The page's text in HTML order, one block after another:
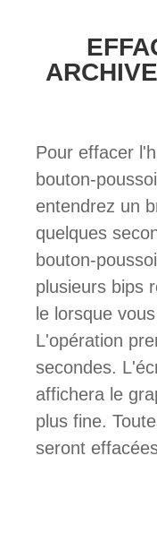
Pour effacer
bouton-
entendrez un
quelques
bouton-
plusieurs bips
le lorsque
L'opération
secondes.
affichera le
plus fine.
seront